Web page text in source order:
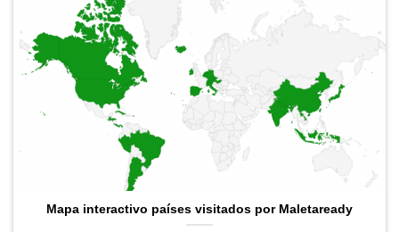
Mapa interactivo países visitados por Maletaready